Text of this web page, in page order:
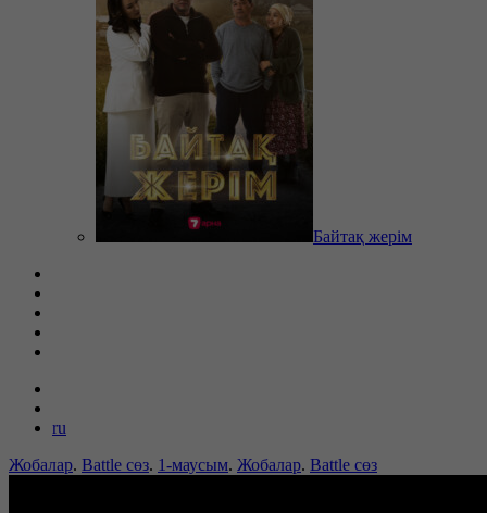
Байтақ жерім
ru
Жобалар. Battle сөз. 1-маусым. Жобалар. Battle сөз